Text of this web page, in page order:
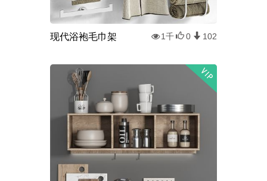
现代浴袍毛巾架 1千 0 102